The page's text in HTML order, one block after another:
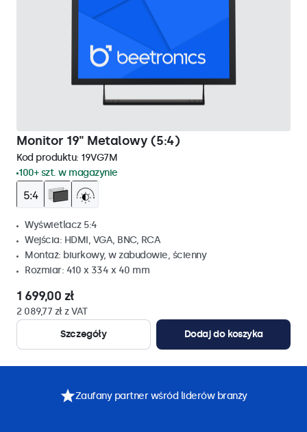
Monitor 19" Metalowy (5:4)
Kod produktu: 19VG7M
100+ szt. w magazynie
Wyświetlacz 5:4
Wejścia: HDMI, VGA, BNC, RCA
Montaż: biurkowy, w zabudowie, ścienny
Rozmiar: 410 x 334 x 40 mm
1 699,00 zł
2 089,77 zł z VAT
Szczegóły
Dodaj do koszyka
Zaufany partner wśród liderów branży